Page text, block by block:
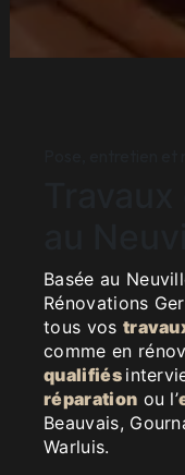
Basée au
Rénovations
tous vos
comme en
qualifiés
réparation ou l’
Beauvais,
Warluis.